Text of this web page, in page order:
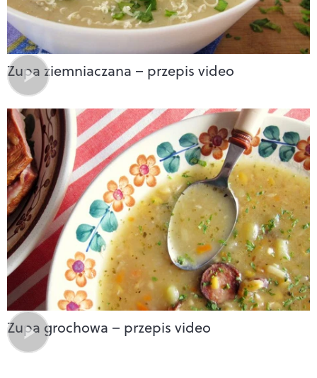
Zupa ziemniaczana – przepis video
Zupa grochowa – przepis video